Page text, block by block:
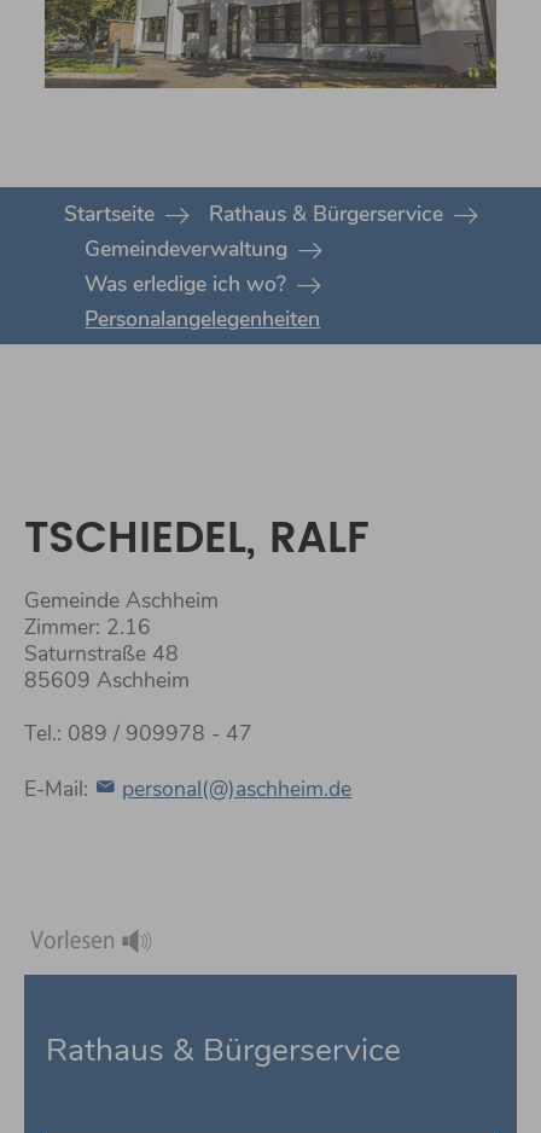
You are here:Startseite
Rathaus & Bürgerservice
Gemeindeverwaltung
Was erledige ich wo?
Personalangelegenheiten
TSCHIEDEL, RALF
Gemeinde Aschheim
Zimmer: 2.16
Saturnstraße 48
85609 Aschheim
Tel.: 089 / 909978 - 47
E-Mail:
personal(@)aschheim.de
Rathaus & Bürgerservice